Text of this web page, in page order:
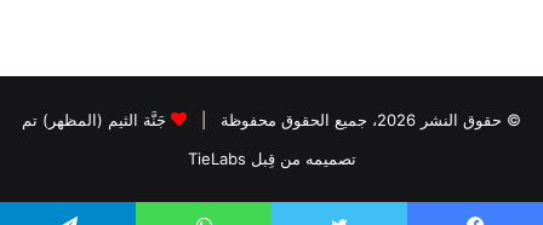
© حقوق النشر 2026، جميع الحقوق محفوظة |
جَنَّة الثيم (المظهر) تم
تصميمه من قِبل TieLabs